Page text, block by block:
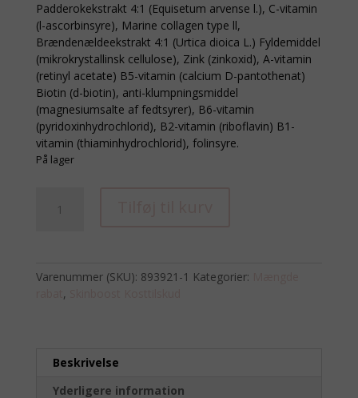
Padderokekstrakt 4:1 (Equisetum arvense l.), C-vitamin
(l-ascorbinsyre), Marine collagen type ll,
Brændenældeekstrakt 4:1 (Urtica dioica L.) Fyldemiddel
(mikrokrystallinsk cellulose), Zink (zinkoxid), A-vitamin
(retinyl acetate) B5-vitamin (calcium D-pantothenat)
Biotin (d-biotin), anti-klumpningsmiddel
(magnesiumsalte af fedtsyrer), B6-vitamin
(pyridoxinhydrochlorid), B2-vitamin (riboflavin) B1-
vitamin (thiaminhydrochlorid), folinsyre.
På lager
hår,
øjenvipper
kapsler)
Varenummer (SKU): 893921-1 Kategorier:
,
Beskrivelse
Yderligere information